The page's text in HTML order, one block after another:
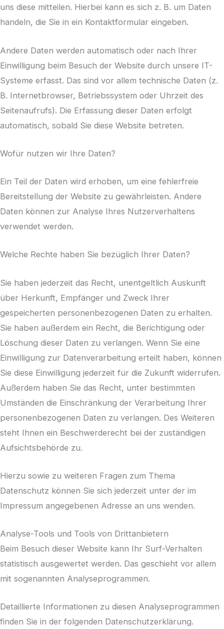
uns diese mitteilen. Hierbei kann es sich z. B. um Daten
handeln, die Sie in ein Kontaktformular eingeben.
Andere Daten werden automatisch oder nach Ihrer
Einwilligung beim Besuch der Website durch unsere IT-
Systeme erfasst. Das sind vor allem technische Daten (z.
B. Internetbrowser, Betriebssystem oder Uhrzeit des
Seitenaufrufs). Die Erfassung dieser Daten erfolgt
automatisch, sobald Sie diese Website betreten.
Wofür nutzen wir Ihre Daten?
Ein Teil der Daten wird erhoben, um eine fehlerfreie
Bereitstellung der Website zu gewährleisten. Andere
Daten können zur Analyse Ihres Nutzerverhaltens
verwendet werden.
Welche Rechte haben Sie bezüglich Ihrer Daten?
Sie haben jederzeit das Recht, unentgeltlich Auskunft
über Herkunft, Empfänger und Zweck Ihrer
gespeicherten personenbezogenen Daten zu erhalten.
Sie haben außerdem ein Recht, die Berichtigung oder
Löschung dieser Daten zu verlangen. Wenn Sie eine
Einwilligung zur Datenverarbeitung erteilt haben, können
Sie diese Einwilligung jederzeit für die Zukunft widerrufen.
Außerdem haben Sie das Recht, unter bestimmten
Umständen die Einschränkung der Verarbeitung Ihrer
personenbezogenen Daten zu verlangen. Des Weiteren
steht Ihnen ein Beschwerderecht bei der zuständigen
Aufsichtsbehörde zu.
Hierzu sowie zu weiteren Fragen zum Thema
Datenschutz können Sie sich jederzeit unter der im
Impressum angegebenen Adresse an uns wenden.
Analyse-Tools und Tools von Dritt­anbietern
Beim Besuch dieser Website kann Ihr Surf-Verhalten
statistisch ausgewertet werden. Das geschieht vor allem
mit sogenannten Analyseprogrammen.
Detaillierte Informationen zu diesen Analyseprogrammen
finden Sie in der folgenden Datenschutzerklärung.